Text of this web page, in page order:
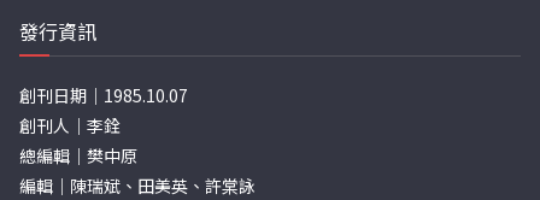
發行資訊
創刊日期｜1985.10.07
創刊人｜李銓
總編輯｜樊中原
編輯｜陳瑞斌、田美英、許棠詠